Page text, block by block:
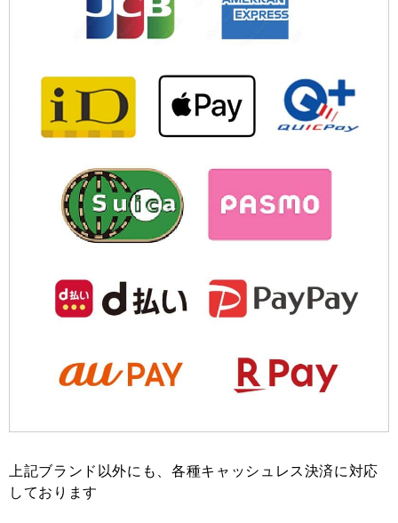
上記ブランド以外にも、各種キャッシュレス決済に対応
しております